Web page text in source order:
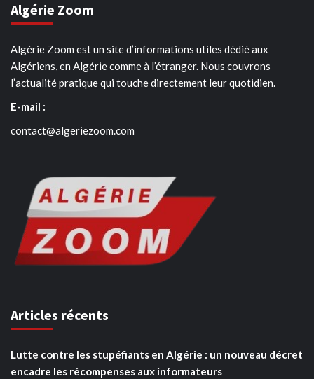
Algérie Zoom
Algérie Zoom est un site d’informations utiles dédié aux
Algériens, en Algérie comme à l’étranger. Nous couvrons
l’actualité pratique qui touche directement leur quotidien.
E-mail :
contact@algeriezoom.com
Articles récents
Lutte contre les stupéfiants en Algérie : un nouveau décret
encadre les récompenses aux informateurs